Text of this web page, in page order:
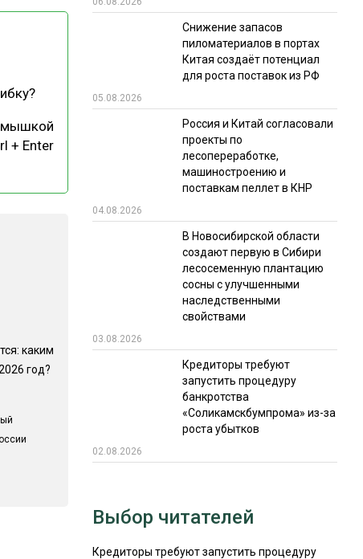
ИТОГИ МЕРОПРИЯТИЙ
мышкой
+ Enter
каким
год?
Снижение запасов
пиломатериалов в портах
Китая создаёт потенциал
для роста поставок из РФ
05.08.2026
Россия и Китай согласовали
проекты по
лесопереработке,
машиностроению и
поставкам пеллет в КНР
04.08.2026
В Новосибирской области
создают первую в Сибири
лесосеменную плантацию
сосны с улучшенными
наследственными
свойствами
03.08.2026
Кредиторы требуют
запустить процедуру
банкротства
«Соликамскбумпрома» из-за
роста убытков
02.08.2026
Выбор читателей
Кредиторы требуют запустить процедуру